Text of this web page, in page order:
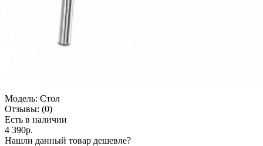
Модель: Стол
Отзывы: (0)
Есть в наличии
4 390р.
Нашли данный товар дешевле?